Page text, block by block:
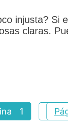
injusta?
claras.
1